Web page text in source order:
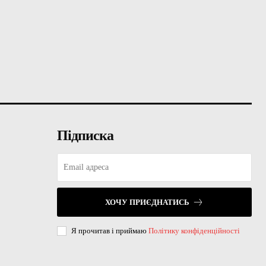
Підписка
ХОЧУ ПРИЄДНАТИСЬ
Я прочитав і приймаю Політику конфіденційності